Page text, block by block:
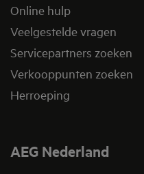
Online hulp
Veelgestelde vragen
Servicepartners zoeken
Verkooppunten zoeken
Herroeping
AEG Nederland